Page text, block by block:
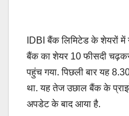
IDBI बैंक लिमिटेड के शेयरों में
बैंक का शेयर 10 फीसदी
पहुंच गया. पिछली बार यह
था. यह तेज उछाल बैंक के
अपडेट के बाद आया है.